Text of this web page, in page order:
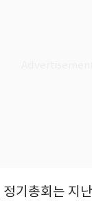
기총회는 지